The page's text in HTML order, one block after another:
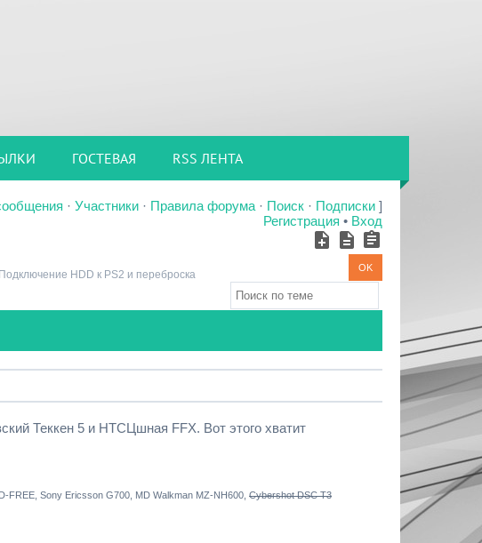
ГОСТЕВАЯ RSS ЛЕНТА
· Участники · Правила форума · Поиск · Подписки ]
Регистрация • Вход
Подключение HDD к PS2 и переброска
Теккен 5 и НТСЦшная FFX. Вот этого хватит
FREE, Sony Ericsson G700, MD Walkman MZ-NH600, Cybershot DSC T3